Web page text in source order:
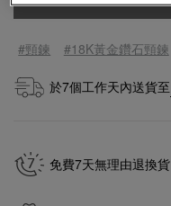
#頸鍊 #18K黃金鑽石頸鍊
於7個工作天內送貨至
免費7天無理由退換貨